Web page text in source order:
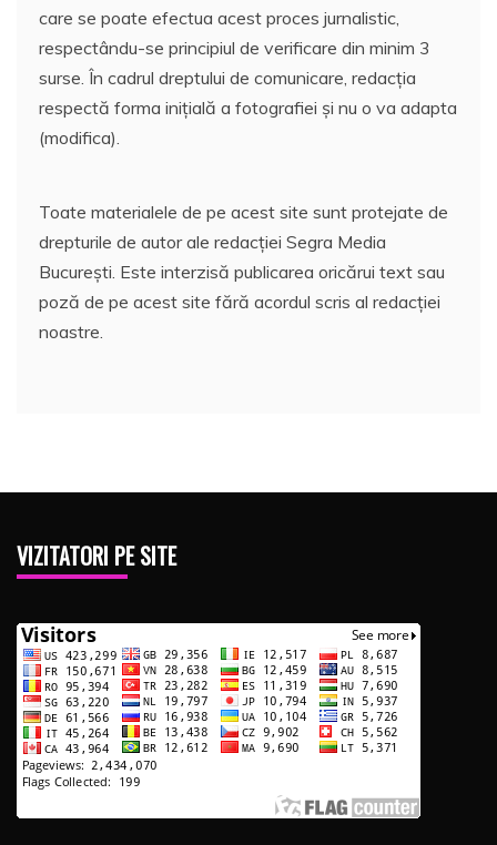
care se poate efectua acest proces jurnalistic,
respectându-se principiul de verificare din minim 3
surse. În cadrul dreptului de comunicare, redacția
respectă forma inițială a fotografiei și nu o va adapta
(modifica).
Toate materialele de pe acest site sunt protejate de
drepturile de autor ale redacției Segra Media
București. Este interzisă publicarea oricărui text sau
poză de pe acest site fără acordul scris al redacției
noastre.
VIZITATORI PE SITE